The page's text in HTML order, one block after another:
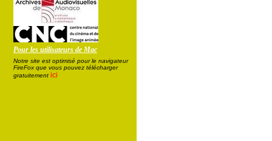
Pour les utilisateurs de Mac
Notre site est optimisé pour le navigateur
FireFox que vous pouvez télécharger
gratuitement ici